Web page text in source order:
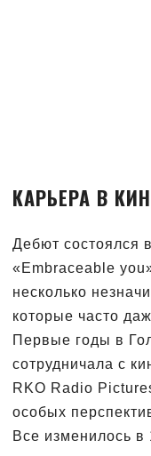
КАРЬЕРА В
Дебют состоялся
«Embraceable
несколько
которые часто
Первые годы в
сотрудничала с
RKO Radio
особых
Все изменилось в